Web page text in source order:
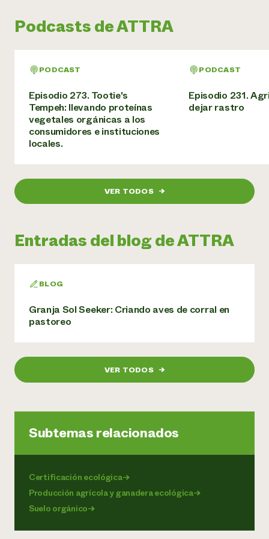
Podcasts de ATTRA
PODCAST
Episodio 273. Tootie's
Tempeh: llevando proteínas
vegetales orgánicas a los
consumidores e instituciones
locales.
PODCAST
Episodio 231.
dejar rastro
VER TODOS →
Entradas del blog de ATTRA
BLOG
Granja Sol Seeker: Criando aves de corral en
pastoreo
VER TODOS →
Subtemas relacionados
Certificación ecológica→
Producción agrícola y ganadera ecológica→
Suelo orgánico→